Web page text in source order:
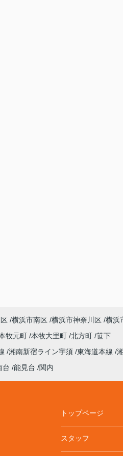
横浜市南区 横浜市神奈川区 横浜
牧元町 本牧大里町 北方町 笹下
湘南新宿ライン宇須 東海道本線
台 能見台 関内
トップページ
スタッフ